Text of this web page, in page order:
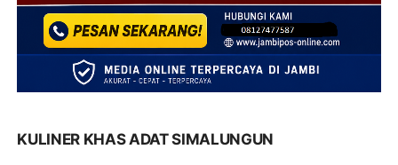
KULINER KHAS ADAT SIMALUNGUN